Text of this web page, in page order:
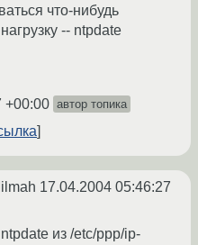
что-нибудь
-- ntpdate
+00:00 автор топика
17.04.2004 05:46:27
из /etc/ppp/ip-